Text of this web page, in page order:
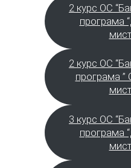
2 курс ОС
програма
2 курс ОС
програма ”
3 курс ОС
програма